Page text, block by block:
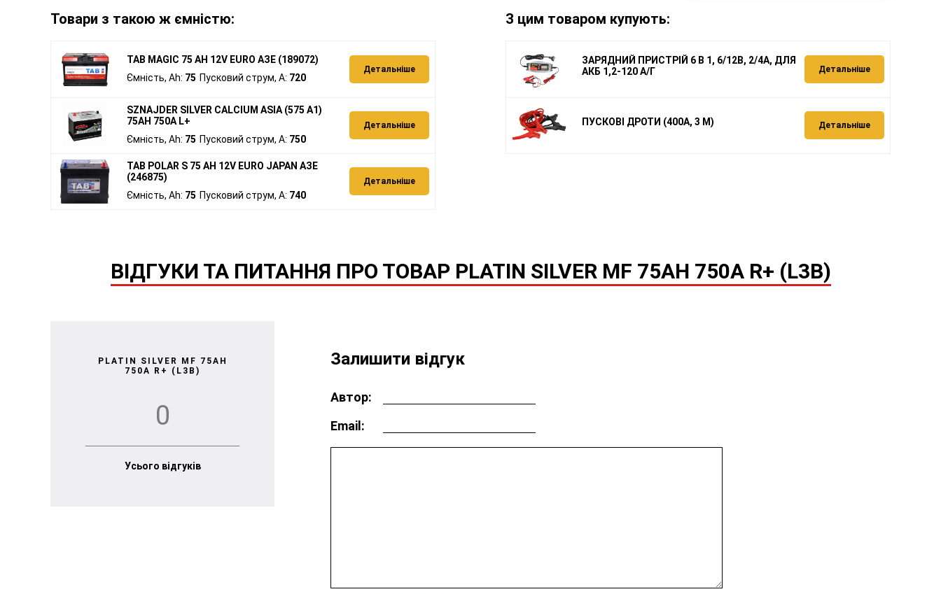
Товари з такою ж ємністю:
TAB MAGIC 75 AH 12V EURO АЗЕ (189072)
Ємність, Ah: 75 Пусковий струм, A: 720
Детальніше
SZNAJDER SILVER CALCIUM ASIA (575 A1)
75АH 750А L+
Ємність, Ah: 75 Пусковий струм, A: 750
Детальніше
TAB POLAR S 75 AH 12V EURO JAPAN АЗЕ
(246875)
Ємність, Ah: 75 Пусковий струм, A: 740
Детальніше
З цим товаром купують:
ЗАРЯДНИЙ ПРИСТРІЙ 6 В 1, 6/12В, 2/4А, ДЛЯ
АКБ 1,2-120 А/Г
Детальніше
ПУСКОВІ ДРОТИ (400А, 3 М) Детальніше
ВІДГУКИ ТА ПИТАННЯ ПРО ТОВАР PLATIN SILVER MF 75AH 750A R+ (L3B)
PLATIN SILVER MF 75AH
750A R+ (L3B)
0
Усього відгуків
Залишити відгук
Автор:
Email: